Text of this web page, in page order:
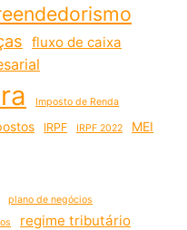
fluxo de caixa
Imposto de Renda
IRPF IRPF 2022
MEI
plano de negócios
regime tributário